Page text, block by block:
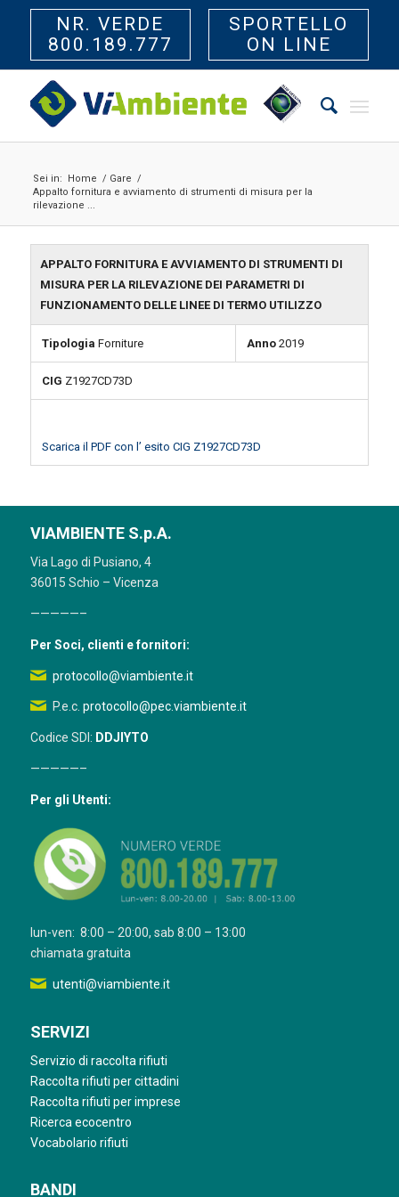
NR. VERDE
800.189.777
SPORTELLO
ON LINE
Sei in: Home / Gare /
Appalto fornitura e avviamento di strumenti di misura per la
rilevazione ...
APPALTO FORNITURA E AVVIAMENTO DI STRUMENTI DI
MISURA PER LA RILEVAZIONE DEI PARAMETRI DI
FUNZIONAMENTO DELLE LINEE DI TERMO UTILIZZO
Tipologia Forniture Anno2019
CIG Z1927CD73D
Scarica il PDF con l’ esito CIG Z1927CD73D
VIAMBIENTE S.p.A.
Via Lago di Pusiano, 4
36015 Schio – Vicenza
—————–
Per Soci, clienti e fornitori:
protocollo@viambiente.it
P.e.c. protocollo@pec.viambiente.it
Codice SDI: DDJIYTO
—————–
Per gli Utenti:
lun-ven: 8:00 – 20:00, sab 8:00 – 13:00
chiamata gratuita
utenti@viambiente.it
SERVIZI
Servizio di raccolta rifiuti
Raccolta rifiuti per cittadini
Raccolta rifiuti per imprese
Ricerca ecocentro
Vocabolario rifiuti
BANDI